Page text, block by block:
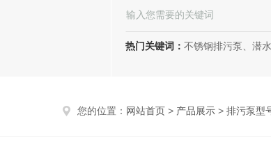
热门关键词： 不锈钢排污泵、潜水排污泵、无堵塞
您的位置： 网站首页 > 产品展示 > 排污泵型